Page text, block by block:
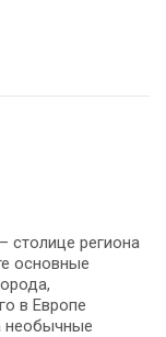
столице региона
основные
в Европе
необычные